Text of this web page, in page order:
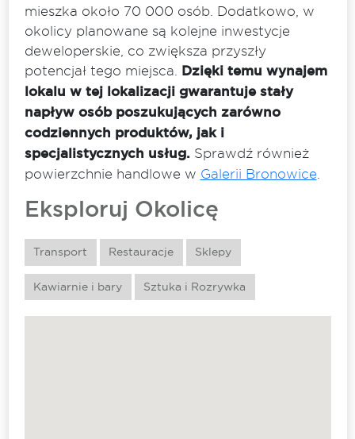
mieszka około 70 000 osób. Dodatkowo, w
okolicy planowane są kolejne inwestycje
deweloperskie, co zwiększa przyszły
potencjał tego miejsca. Dzięki temu wynajem
lokalu w tej lokalizacji gwarantuje stały
napływ osób poszukujących zarówno
codziennych produktów, jak i
specjalistycznych usług.Sprawdź również
powierzchnie handlowe w Galerii Bronowice
Eksploruj Okolicę
Transport Restauracje Sklepy
Kawiarnie i bary Sztuka i Rozrywka